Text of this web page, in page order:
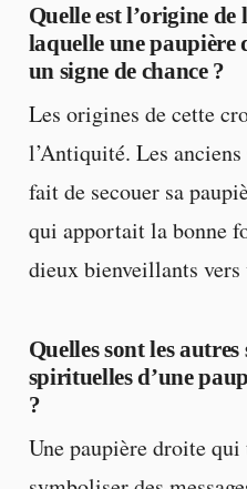
Quelle est l’origine de
laquelle une paupière
un signe de chance ?
Les origines de cette
l’Antiquité. Les
fait de secouer sa
qui apportait la bonne
dieux bienveillants vers
Quelles sont les
spirituelles d’une
?
Une paupière droite